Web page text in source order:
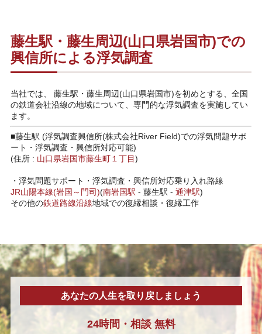
藤生駅・藤生周辺(山口県岩国市)での
興信所による浮気調査
当社では、 藤生駅・藤生周辺(山口県岩国市)を初めとする、全国
の鉄道会社沿線の地域について、専門的な浮気調査を実施してい
ます。
■藤生駅 (浮気調査興信所(株式会社River Field)での浮気問題サポ
ート・浮気調査・興信所対応可能)
(住所 : 山口県岩国市藤生町１丁目)
・ 浮気問題サポート・浮気調査・興信所対応乗り入れ路線
JR山陽本線(岩国～門司)(南岩国駅 - 藤生駅 - 通津駅)
その他の鉄道路線沿線地域での復縁相談・復縁工作
あなたの人生を取り戻しましょう
24時間・ 相談無料